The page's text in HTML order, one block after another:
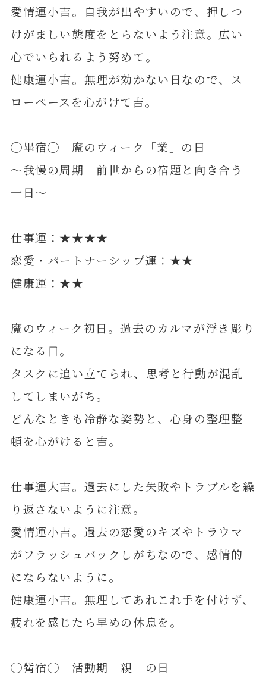
愛情運小吉。自我が出やすいので、押しつ
けがましい態度をとらないよう注意。広い
心でいられるよう努めて。
健康運小吉。無理が効かない日なので、ス
ローペースを心がけて吉。
◯畢宿◯ 魔のウィーク「業」の日
～我慢の周期 前世からの宿題と向き合う
一日～
仕事運：★★★★
恋愛・パートナーシップ運：★★
健康運：★★
魔のウィーク初日。過去のカルマが浮き彫り
になる日。
タスクに追い立てられ、思考と行動が混乱
してしまいがち。
どんなときも冷静な姿勢と、心身の整理整
頓を心がけると吉。
仕事運大吉。過去にした失敗やトラブルを繰
り返さないように注意。
愛情運小吉。過去の恋愛のキズやトラウマ
がフラッシュバックしがちなので、感情的
にならないように。
健康運小吉。無理してあれこれ手を付けず、
疲れを感じたら早めの休息を。
◯觜宿◯ 活動期「親」の日